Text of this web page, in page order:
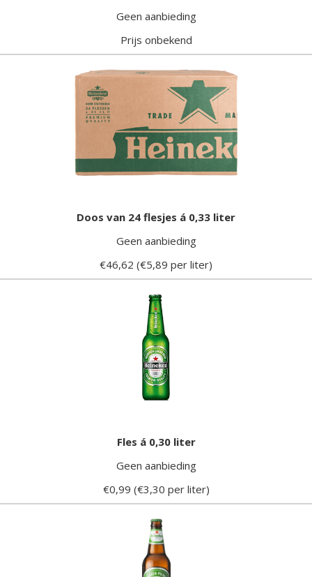
Geen aanbieding
Prijs onbekend
Doos van 24 flesjes á 0,33 liter
Geen aanbieding
€46,62 (€5,89 per liter)
Fles á 0,30 liter
Geen aanbieding
€0,99 (€3,30 per liter)